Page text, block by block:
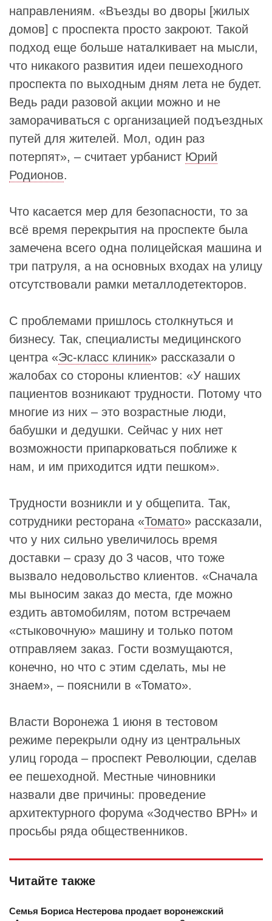
направлениям. «Въезды во дворы [жилых
домов] с проспекта просто закроют. Такой
подход еще больше наталкивает на мысли,
что никакого развития идеи пешеходного
проспекта по выходным дням лета не будет.
Ведь ради разовой акции можно и не
заморачиваться с организацией подъездных
путей для жителей. Мол, один раз
потерпят», – считает урбанист Юрий
Родионов.
Что касается мер для безопасности, то за
всё время перекрытия на проспекте была
замечена всего одна полицейская машина и
три патруля, а на основных входах на улицу
отсутствовали рамки металлодетекторов.
С проблемами пришлось столкнуться и
бизнесу. Так, специалисты медицинского
центра «Эс-класс клиник» рассказали о
жалобах со стороны клиентов: «У наших
пациентов возникают трудности. Потому что
многие из них – это возрастные люди,
бабушки и дедушки. Сейчас у них нет
возможности припарковаться поближе к
нам, и им приходится идти пешком».
Трудности возникли и у общепита. Так,
сотрудники ресторана «Томато» рассказали,
что у них сильно увеличилось время
доставки – сразу до 3 часов, что тоже
вызвало недовольство клиентов. «Сначала
мы выносим заказ до места, где можно
ездить автомобилям, потом встречаем
«стыковочную» машину и только потом
отправляем заказ. Гости возмущаются,
конечно, но что с этим сделать, мы не
знаем», – пояснили в «Томато».
Власти Воронежа 1 июня в тестовом
режиме перекрыли одну из центральных
улиц города – проспект Революции, сделав
ее пешеходной. Местные чиновники
назвали две причины: проведение
архитектурного форума «Зодчество ВРН» и
просьбы ряда общественников.
Читайте также
Семья Бориса Нестерова продает воронежский